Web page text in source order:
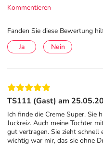
Angaben gem. EU-
anzeigen
DasPDF des Beipackzettels
herunterladen.
Kommentieren
Fanden Sie diese Bewertung
Ja
Nein
TS111 (Gast) am
Ich finde die Creme Super.
Juckreiz. Auch meine Tochter
gut vertragen. Sie zieht schnell
wichtig war mir, das sie ohne